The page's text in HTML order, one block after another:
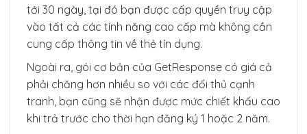
tới 30 ngày, tại đó bạn được cấp quyền truy cập
vào tất cả các tính năng cao cấp mà không cần
cung cấp thông tin về thẻ tín dụng.
Ngoài ra, gói cơ bản của GetResponse có giá cả
phải chăng hơn nhiều so với các đối thủ cạnh
tranh, bạn cũng sẽ nhận được mức chiết khấu cao
khi trả trước cho thời hạn đăng ký 1 hoặc 2 năm.